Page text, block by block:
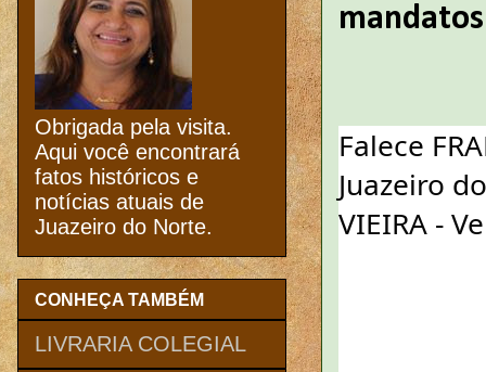
Falece
Juazeiro
VIEIRA -
Obrigada pela visita.
Aqui você encontrará
fatos históricos e
notícias atuais de
Juazeiro do Norte.
CONHEÇA TAMBÉM
LIVRARIA COLEGIAL